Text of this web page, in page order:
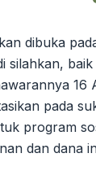
dibuka
silahkan,
pada
program
dan dana